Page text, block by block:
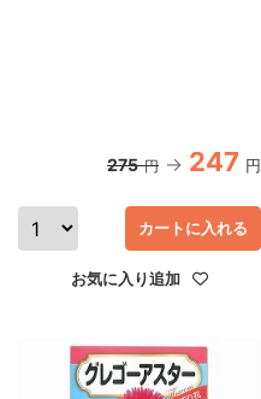
275 円 247 円
カートに入れる
お気に入り追加